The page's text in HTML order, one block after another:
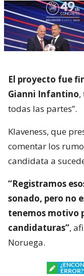
El proyecto fue
Gianni Infantino,
todas las partes”.
Klaveness, que
comentar los
candidata a
“Registramos
sonado, pero no
tenemos motivo
candidaturas”,
Noruega.
ERROR?